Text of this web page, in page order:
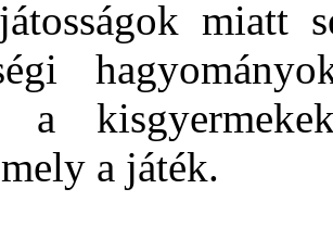
miatt
a
a játék.